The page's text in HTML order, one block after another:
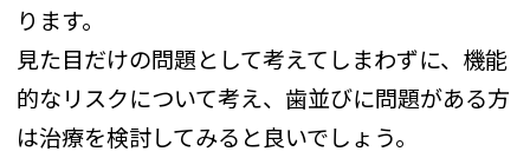
ります。
見た目だけの問題として考えてしまわずに、機能
的なリスクについて考え、歯並びに問題がある方
は治療を検討してみると良いでしょう。